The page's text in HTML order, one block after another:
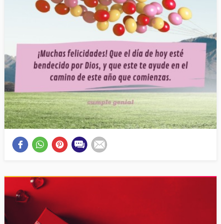
HERMANO
HIJO
ESPOSO
PAPA
HOMBRE
TIA
CUÑADA
ALGUIEN ESPECIAL
PRIMO
TODAS LAS CATEGORÍAS